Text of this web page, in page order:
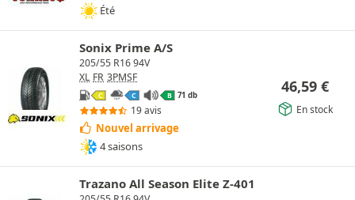
Été
Sonix Prime A/S
205/55 R16 94V
XL FR 3PMSF
C C B 71 db
19 avis
Nouvel arrivage
4 saisons
46,59 €
En stock
Trazano All Season Elite Z-401